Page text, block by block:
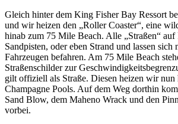
Gleich hinter dem King Fisher Bay Ressort
und wir heizen den „Roller Coaster“, eine
hinab zum 75 Mile Beach. Alle „Straßen“ auf
Sandpisten, oder eben Strand und lassen
Fahrzeugen befahren. Am 75 Mile Beach
Straßenschilder zur
gilt offiziell als Straße. Diesen heizen wir nun
Champagne Pools. Auf dem Weg dorthin
Sand Blow, dem Maheno Wrack und den
vorbei.